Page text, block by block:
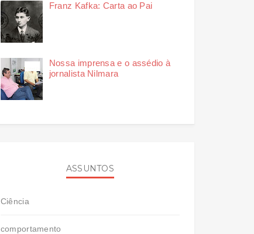
Franz Kafka: Carta ao Pai
Nossa imprensa e o assédio à
jornalista Nilmara
ASSUNTOS
Ciência
comportamento